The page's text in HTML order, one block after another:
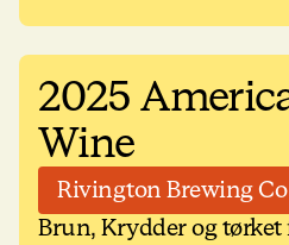
2025
Wine
Rivington Brewing Co
Brun, Krydder og